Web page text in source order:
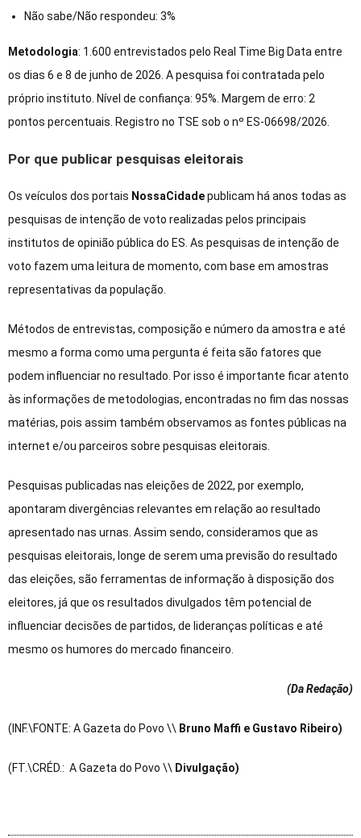
Não sabe/Não respondeu: 3%
Metodologia: 1.600 entrevistados pelo Real Time Big Data entre
os dias 6 e 8 de junho de 2026. A pesquisa foi contratada pelo
próprio instituto. Nível de confiança: 95%. Margem de erro: 2
pontos percentuais. Registro no TSE sob o nº ES-06698/2026.
Por que publicar pesquisas eleitorais
Os veículos dos portais NossaCidadepublicam há anos todas as
pesquisas de intenção de voto realizadas pelos principais
institutos de opinião pública do ES. As pesquisas de intenção de
voto fazem uma leitura de momento, com base em amostras
representativas da população.
Métodos de entrevistas, composição e número da amostra e até
mesmo a forma como uma pergunta é feita são fatores que
podem influenciar no resultado. Por isso é importante ficar atento
às informações de metodologias, encontradas no fim das nossas
matérias, pois assim também observamos as fontes públicas na
internet e/ou parceiros sobre pesquisas eleitorais.
Pesquisas publicadas nas eleições de 2022, por exemplo,
apontaram divergências relevantes em relação ao resultado
apresentado nas urnas. Assim sendo, consideramos que as
pesquisas eleitorais, longe de serem uma previsão do resultado
das eleições, são ferramentas de informação à disposição dos
eleitores, já que os resultados divulgados têm potencial de
influenciar decisões de partidos, de lideranças políticas e até
mesmo os humores do mercado financeiro.
(Da Redação)
(INF.\FONTE: A Gazeta do Povo \\ Bruno Maffi e Gustavo Ribeiro)
(FT.\CRÉD.: A Gazeta do Povo \\ Divulgação)